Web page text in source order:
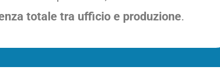
totale tra ufficio e produzione.